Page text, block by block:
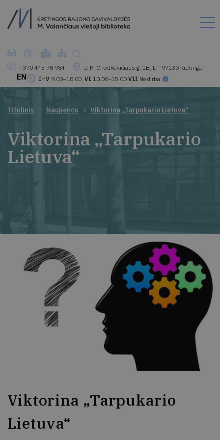
+370 445 78 984
J. K. Chodkevičiaus g. 1B, LT–97130 Kretinga
I–V 9.00–18.00, VI 10.00–15.00 VII Nedirba
EN
Titulinis Naujienos Viktorina „Tarpukario Lietuva“
Viktorina „Tarpukario
Lietuva“
Viktorina „Tarpukario
Lietuva“